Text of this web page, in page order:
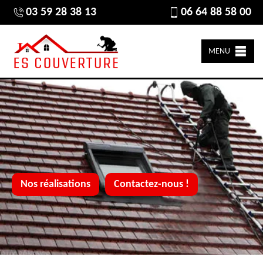
03 59 28 38 13 06 64 88 58 00
MENU
Nos réalisations Contactez-nous !